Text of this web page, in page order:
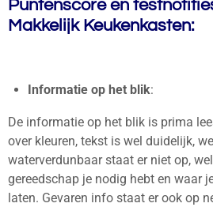
Puntenscore en
Makkelijk Keukenkasten:
Informatie op het blik:
De informatie op het blik is prima
over kleuren, tekst is wel duidelijk,
waterverdunbaar staat er niet op,
gereedschap je nodig hebt en waar
laten. Gevaren info staat er ook op